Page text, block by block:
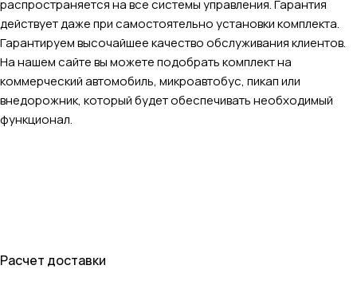
распространяется на все системы управления. Гарантия
действует даже при самостоятельно установки комплекта.
Гарантируем высочайшее качество обслуживания клиентов.
На нашем сайте вы можете подобрать комплект на
коммерческий автомобиль, микроавтобус, пикап или
внедорожник, который будет обеспечивать необходимый
функционал.
Расчет доставки